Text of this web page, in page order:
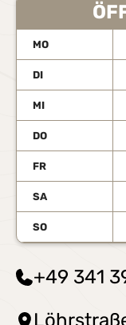
MO
DI
MI
DO
FR
SA
SO
+49 341